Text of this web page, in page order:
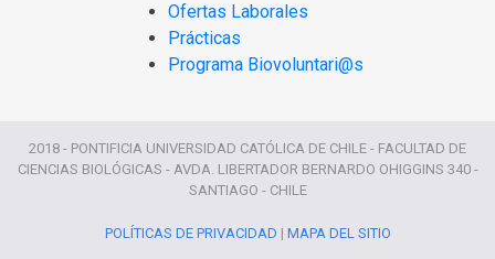
Ofertas Laborales
Prácticas
Programa Biovoluntari@s
2018 - PONTIFICIA UNIVERSIDAD CATÓLICA DE CHILE - FACULTAD DE
CIENCIAS BIOLÓGICAS - AVDA. LIBERTADOR BERNARDO OHIGGINS 340 -
SANTIAGO - CHILE
POLÍTICAS DE PRIVACIDAD | MAPA DEL SITIO